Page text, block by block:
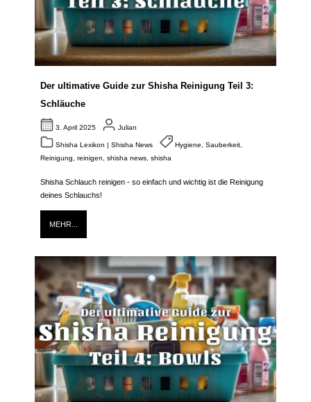
Der ultimative Guide zur Shisha Reinigung Teil 3:
Schläuche
3. April 2025 Julian
Shisha Lexikon |Shisha News Hygiene Sauberkeit,
Reinigung
reinigen shisha news shisha
Shisha Schlauch reinigen - so einfach und wichtig ist die Reinigung
deines Schlauchs!
MEHR...